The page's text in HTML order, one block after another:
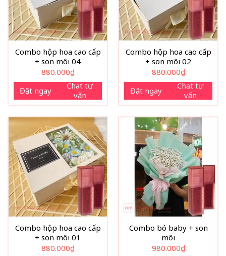
Combo hộp hoa cao cấp
+ son môi 04
880.000₫
Đặt ngay
Chat tư
vấn
Combo hộp hoa cao cấp
+ son môi 02
880.000₫
Đặt ngay
Chat tư
vấn
Combo hộp hoa cao cấp
+ son môi 01
880.000₫
Combo bó baby + son
môi
980.000₫